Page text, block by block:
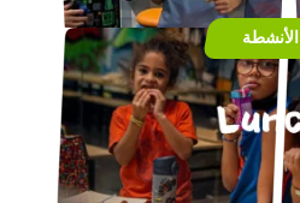
الأنشطة